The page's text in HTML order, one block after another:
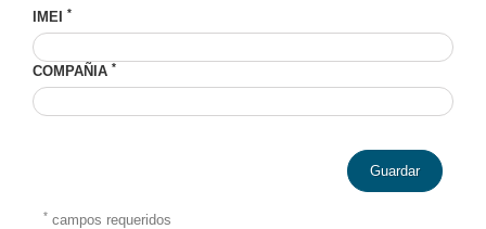
IMEI *
COMPAÑIA *
Guardar
* campos requeridos